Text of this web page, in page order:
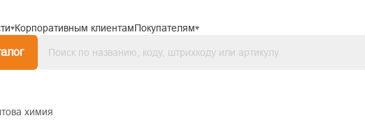
Корпоративным клиентамПокупателям
химия